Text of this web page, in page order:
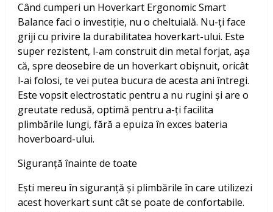
Când cumperi un Hoverkart Ergonomic Smart
Balance faci o investiție, nu o cheltuială. Nu-ți face
griji cu privire la durabilitatea hoverkart-ului. Este
super rezistent, l-am construit din metal forjat, așa
că, spre deosebire de un hoverkart obișnuit, oricât
l-ai folosi, te vei putea bucura de acesta ani întregi.
Este vopsit electrostatic pentru a nu rugini și are o
greutate redusă, optimă pentru a-ți facilita
plimbările lungi, fără a epuiza în exces bateria
hoverboard-ului.
Siguranță înainte de toate
Ești mereu în siguranță și plimbările în care utilizezi
acest hoverkart sunt cât se poate de confortabile.